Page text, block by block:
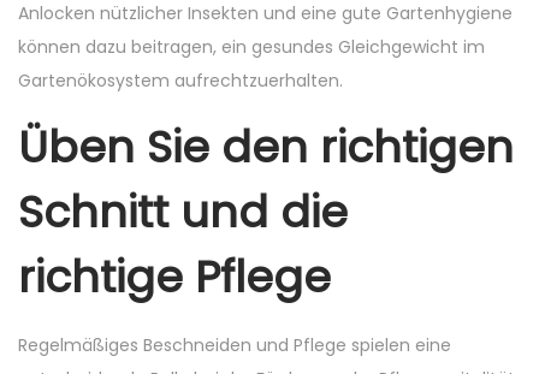
Anlocken nützlicher Insekten und eine gute Gartenhygiene
können dazu beitragen, ein gesundes Gleichgewicht im
Gartenökosystem aufrechtzuerhalten.
Üben Sie den richtigen
Schnitt und die
richtige Pflege
Regelmäßiges Beschneiden und Pflege spielen eine